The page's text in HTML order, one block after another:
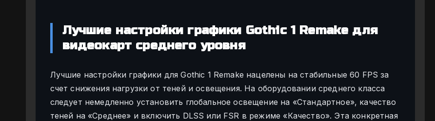
Лучшие настройки графики Gothic 1 Remake для
видеокарт среднего уровня
Лучшие настройки графики для Gothic 1 Remake нацелены на стабильные 60 FPS за
счет снижения нагрузки от теней и освещения. На оборудовании среднего класса
следует немедленно установить глобальное освещение на «Стандартное», качество
теней на «Среднее» и включить DLSS или FSR в режиме «Качество». Эта конкретная